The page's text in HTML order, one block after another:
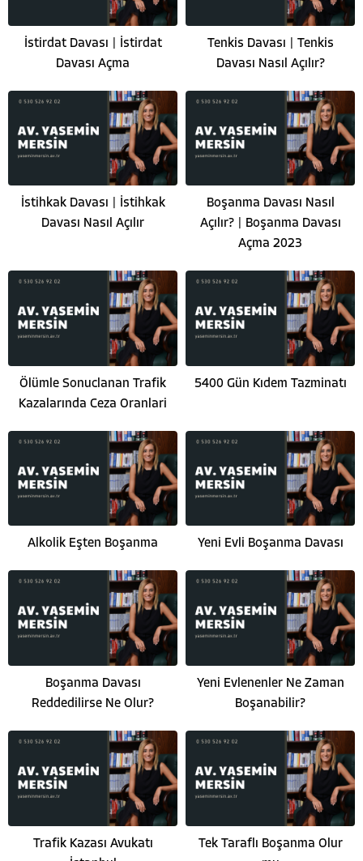
İstirdat Davası | İstirdat
Davası Açma
Tenkis Davası | Tenkis
Davası Nasıl Açılır?
İstihkak Davası | İstihkak
Davası Nasıl Açılır
Boşanma Davası Nasıl
Açılır? | Boşanma Davası
Açma 2023
Ölümle Sonuclanan Trafik
Kazalarında Ceza Oranlari
5400 Gün Kıdem Tazminatı
Alkolik Eşten Boşanma Yeni Evli Boşanma Davası
Boşanma Davası
Reddedilirse Ne Olur?
Yeni Evlenenler Ne Zaman
Boşanabilir?
Trafik Kazası Avukatı
Tek Taraflı Boşanma Olur